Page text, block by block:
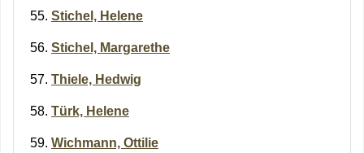
Stichel, Helene
Stichel, Margarethe
Thiele, Hedwig
Türk, Helene
Wichmann, Ottilie